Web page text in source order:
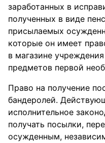
заработанных в
полученных в виде
присылаемых
которые он имеет
в магазине
предметов первой
Право на получение
бандеролей.
исполнительное
получать посылки,
осужденным,